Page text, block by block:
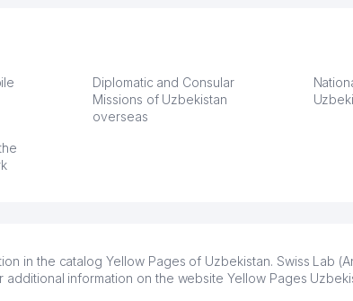
Diplomatic and Consular
Missions of Uzbekistan
overseas
in the catalog Yellow Pages of Uzbekistan. Swiss Lab
information on the website Yellow Pages